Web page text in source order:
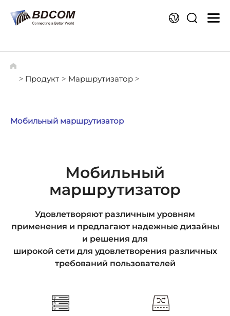
> Продукт > Маршрутизатор >
Мобильный маршрутизатор
Мобильный
маршрутизатор
Удовлетворяют различным уровням
применения и предлагают надежные дизайны
и решения для
широкой сети для удовлетворения различных
требований пользователей